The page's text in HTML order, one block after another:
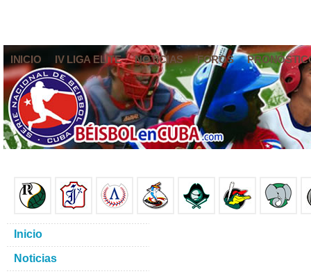
INICIO IV LIGA ELITE NOTICIAS FOROS
Inicio
Noticias